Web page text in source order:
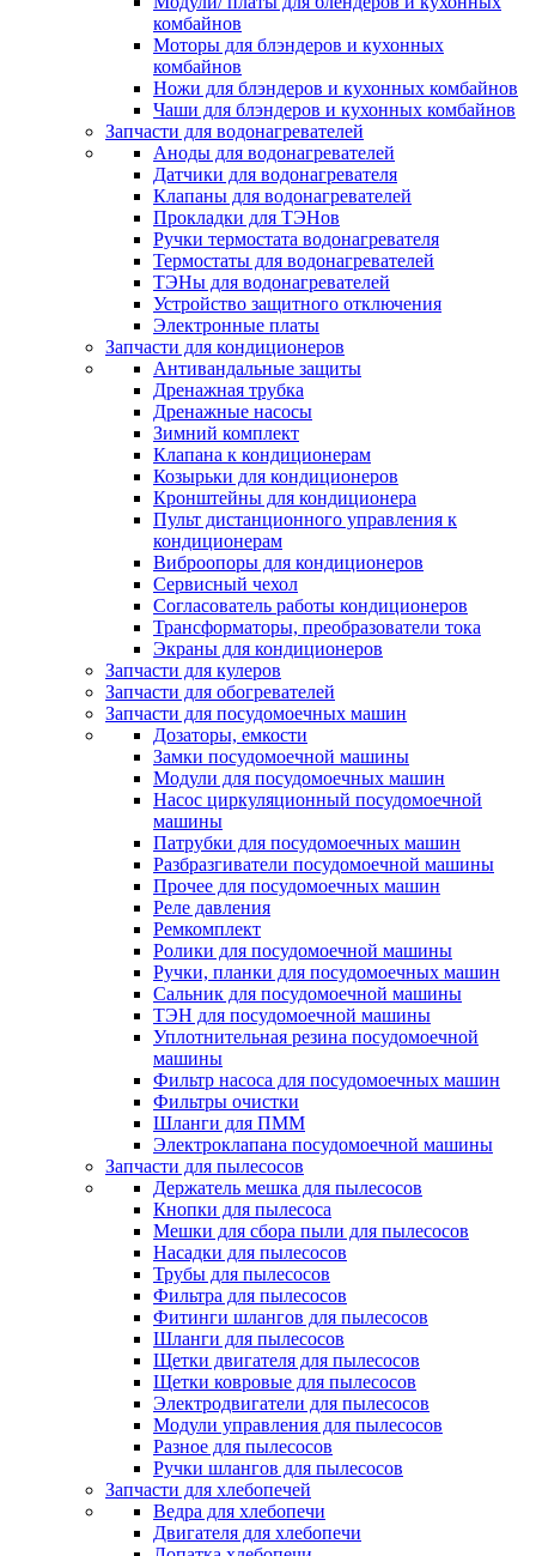
комбайнов
Моторы для блэндеров и кухонных
комбайнов
Ножи для блэндеров и кухонных комбайнов
Чаши для блэндеров и кухонных комбайнов
Запчасти для водонагревателей
Аноды для водонагревателей
Датчики для водонагревателя
Клапаны для водонагревателей
Прокладки для ТЭНов
Ручки термостата водонагревателя
Термостаты для водонагревателей
ТЭНы для водонагревателей
Устройство защитного отключения
Электронные платы
Запчасти для кондиционеров
Антивандальные защиты
Дренажная трубка
Дренажные насосы
Зимний комплект
Клапана к кондиционерам
Козырьки для кондиционеров
Кронштейны для кондиционера
Пульт дистанционного управления к
кондиционерам
Виброопоры для кондиционеров
Сервисный чехол
Согласователь работы кондиционеров
Трансформаторы, преобразователи тока
Экраны для кондиционеров
Запчасти для кулеров
Запчасти для обогревателей
Запчасти для посудомоечных машин
Дозаторы, емкости
Замки посудомоечной машины
Модули для посудомоечных машин
Насос циркуляционный посудомоечной
машины
Патрубки для посудомоечных машин
Разбразгиватели посудомоечной машины
Прочее для посудомоечных машин
Реле давления
Ремкомплект
Ролики для посудомоечной машины
Ручки, планки для посудомоечных машин
Сальник для посудомоечной машины
ТЭН для посудомоечной машины
Уплотнительная резина посудомоечной
машины
Фильтр насоса для посудомоечных машин
Фильтры очистки
Шланги для ПММ
Электроклапана посудомоечной машины
Запчасти для пылесосов
Держатель мешка для пылесосов
Кнопки для пылесоса
Мешки для сбора пыли для пылесосов
Насадки для пылесосов
Трубы для пылесосов
Фильтра для пылесосов
Фитинги шлангов для пылесосов
Шланги для пылесосов
Щетки двигателя для пылесосов
Щетки ковровые для пылесосов
Электродвигатели для пылесосов
Модули управления для пылесосов
Разное для пылесосов
Ручки шлангов для пылесосов
Запчасти для хлебопечей
Ведра для хлебопечи
Двигателя для хлебопечи